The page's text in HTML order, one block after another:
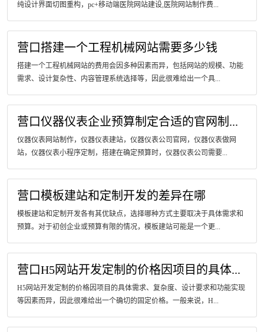
纯设计界面切图重构，pc+移动端医院网站建设,医院网站制作费...
营口搭建一个工程机械网站需要多少钱
搭建一个工程机械网站的费用会因多种因素而异，包括网站的规模、功能
需求、设计复杂性、内容管理系统选择等，因此很难给出一个具...
营口仪器仪表企业预算制定合适的官网制...
仪器仪表网站制作，仪器仪表建站，仪器仪表公司官网，仪器仪表做网
站，仪器仪表小程序定制，搭建在确定预算时，仪器仪表公司需要...
营口模板建站和定制开发的差异在哪
模板建站和定制开发各有其优缺点，选择哪种方式主要取决于具体需求和
预算。对于初创企业或预算有限的情况，模板建站可能是一个更...
营口H5网站开发定制的价格因项目的具体...
H5网站开发定制的价格因项目的具体需求、复杂度、设计要求和功能实现
等因素而异，因此很难给出一个确切的固定价格。一般来说，H...